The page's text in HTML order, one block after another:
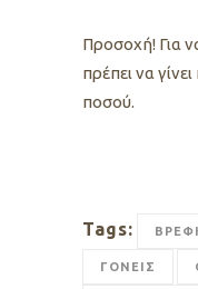
Προσοχή! Για
πρέπει να
ποσού.
Tags:
ΓΟΝΕΙΣ